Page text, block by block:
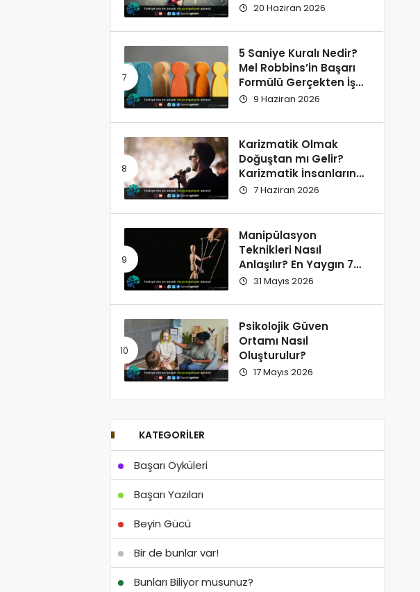
20 Haziran 2026
5 Saniye Kuralı Nedir?
Mel Robbins’in Başarı
Formülü Gerçekten İşe
Yarıyor
9 Haziran 2026
Karizmatik Olmak
Doğuştan mı Gelir?
Karizmatik İnsanların
Ortak Özellikleri
7 Haziran 2026
Manipülasyon
Teknikleri Nasıl
Anlaşılır? En Yaygın 7
İşaret
31 Mayıs 2026
Psikolojik Güven
Ortamı Nasıl
Oluşturulur?
17 Mayıs 2026
KATEGORILER
Başarı Öyküleri
Başarı Yazıları
Beyin Gücü
Bir de bunlar var!
Bunları Biliyor musunuz?